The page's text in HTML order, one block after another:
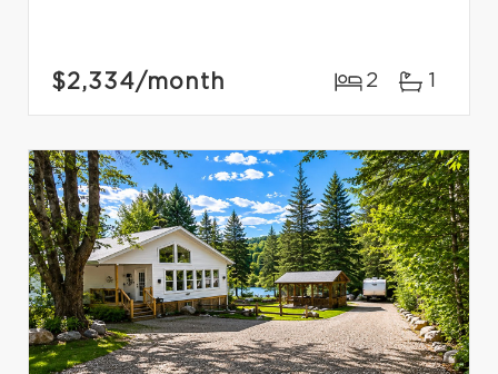
$2,334/month 2 1